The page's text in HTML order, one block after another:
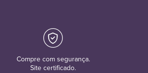
Compre com segurança.
Site certificado.